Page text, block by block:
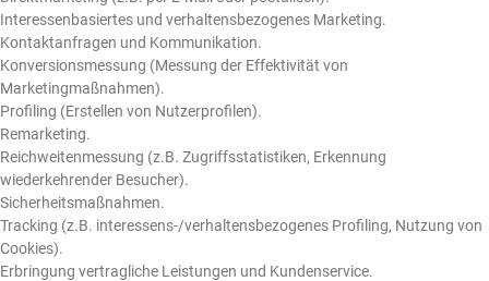
Interessenbasiertes und verhaltensbezogenes Marketing.
Kontaktanfragen und Kommunikation.
Konversionsmessung (Messung der Effektivität von
Marketingmaßnahmen).
Profiling (Erstellen von Nutzerprofilen).
Remarketing.
Reichweitenmessung (z.B. Zugriffsstatistiken, Erkennung
wiederkehrender Besucher).
Sicherheitsmaßnahmen.
Tracking (z.B. interessens-/verhaltensbezogenes Profiling, Nutzung von
Cookies).
Erbringung vertragliche Leistungen und Kundenservice.